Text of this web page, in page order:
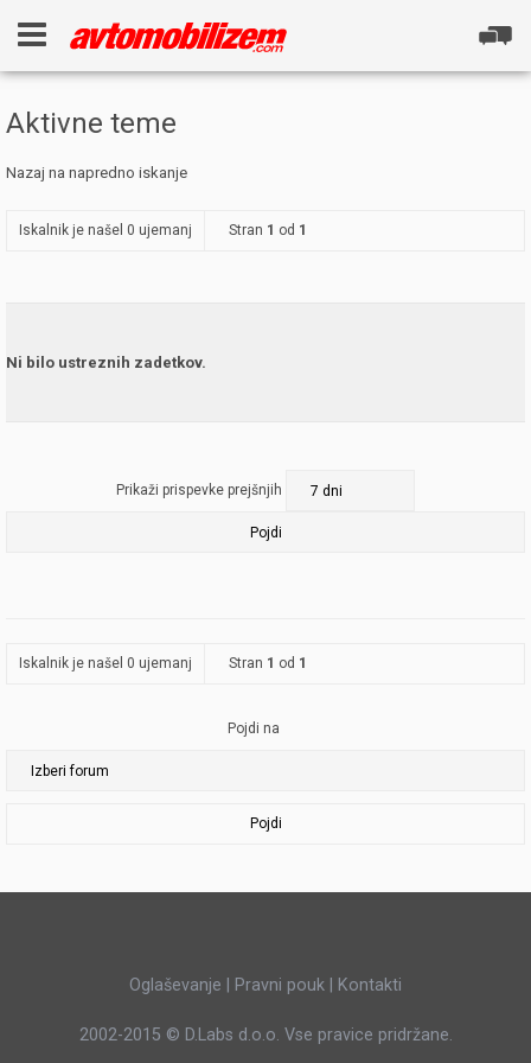
Aktivne teme
Nazaj na napredno iskanje
Iskalnik je našel 0 ujemanj Stran 1 od 1
Ni bilo ustreznih zadetkov.
Prikaži prispevke prejšnjih
Iskalnik je našel 0 ujemanj Stran 1 od 1
Pojdi na
Pojdi
Oglaševanje Pravni pouk Kontakti
2002-2015 © D.Labs d.o.o. Vse pravice pridržane.